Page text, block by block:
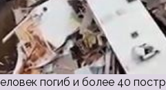
погиб и более 40